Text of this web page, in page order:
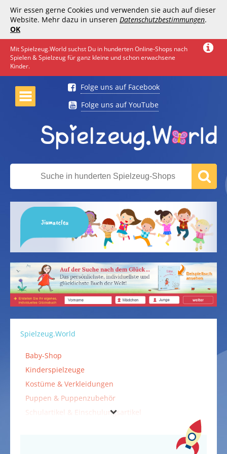
Wir essen gerne Cookies und verwenden sie auch auf dieser
Website. Mehr dazu in unseren Datenschutzbestimmungen.
OK
Mit Spielzeug.World suchst Du in hunderten Online-Shops nach
Spielen & Spielzeug für ganz kleine und schon erwachsene
Kinder.
Folge uns auf Facebook
Folge uns auf YouTube
Jiumaocleu
Spielzeug.World
Baby-Shop
Kinderspielzeuge
Kostüme & Verkleidungen
Puppen & Puppenzubehör
Schulartikel & Einschulungsartikel